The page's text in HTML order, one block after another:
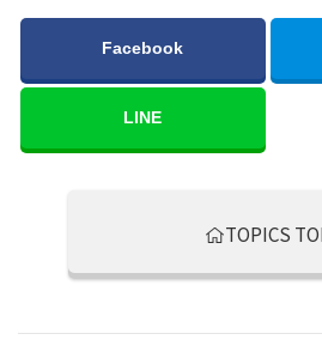
Facebook
LINE
TOPICS